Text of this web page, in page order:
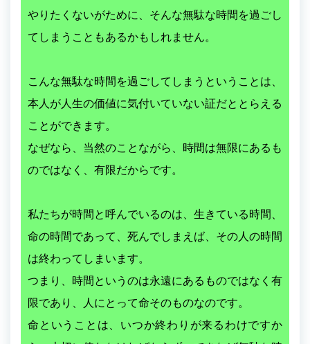
やりたくないがために、そんな無駄な時間を過ごし
てしまうこともあるかもしれません。
こんな無駄な時間を過ごしてしまうということは、
本人が人生の価値に気付いていない証だととらえる
ことができます。
なぜなら、当然のことながら、時間は無限にあるも
のではなく、有限だからです。
私たちが時間と呼んでいるのは、生きている時間、
命の時間であって、死んでしまえば、その人の時間
は終わってしまいます。
つまり、時間というのは永遠にあるものではなく有
限であり、人にとって命そのものなのです。
命ということは、いつか終わりが来るわけですか